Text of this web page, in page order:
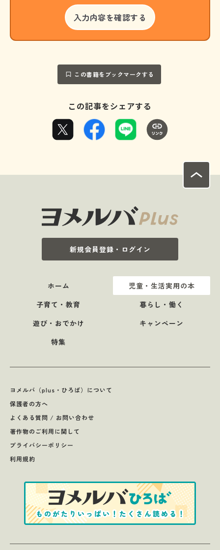
この書籍をブックマークする
この記事をシェアする
新規会員登録・ログイン
ホーム
児童・生活実用の本
子育て・教育
暮らし・働く
遊び・おでかけ
キャンペーン
特集
ヨメルバ（plus・ひろば）について
保護者の方へ
よくある質問 / お問い合わせ
著作物のご利用に関して
プライバシーポリシー
利用規約